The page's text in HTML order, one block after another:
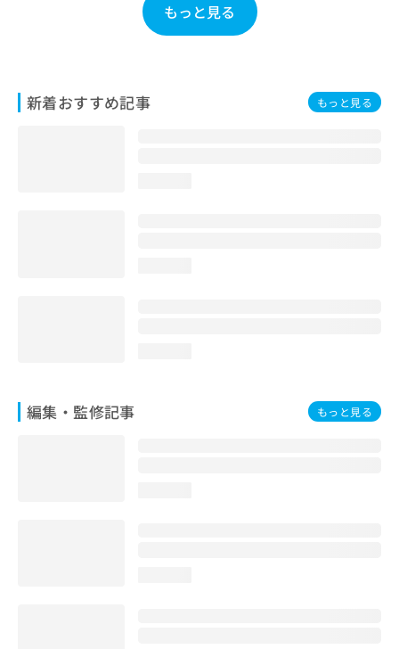
もっと見る
新着おすすめ記事 もっと見る
編集・監修記事 もっと見る
せ